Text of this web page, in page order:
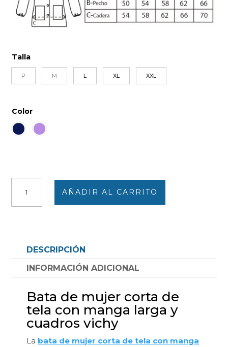
Talla
P M L XL XXL
Color
mujer
larga
cuadros
vichy
AÑADIR AL CARRITO
DESCRIPCIÓN
INFORMACIÓN ADICIONAL
Bata de mujer corta de
tela con manga larga y
cuadros vichy
La bata de mujer corta de tela con manga